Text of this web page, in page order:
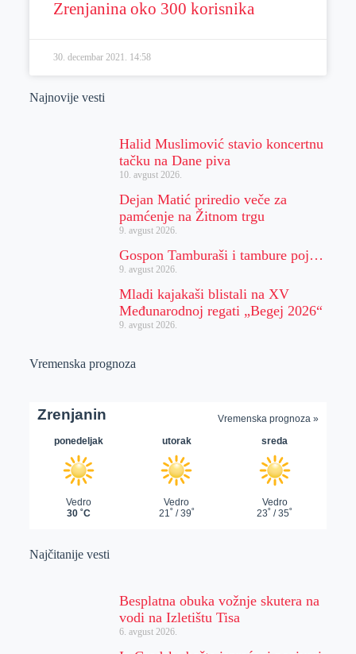
Zrenjanina oko 300 korisnika
30. decembar 2021. 14:58
Najnovije vesti
Halid Muslimović stavio koncertnu
tačku na Dane piva
10. avgust 2026.
Dejan Matić priredio veče za
pamćenje na Žitnom trgu
9. avgust 2026.
Gospon Tamburaši i tambure poj…
9. avgust 2026.
Mladi kajakaši blistali na XV
Međunarodnoj regati „Begej 2026“
9. avgust 2026.
Vremenska prognoza
Najčitanije vesti
Besplatna obuka vožnje skutera na
vodi na Izletištu Tisa
6. avgust 2026.